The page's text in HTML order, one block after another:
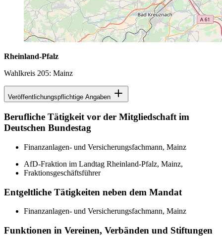
Rheinland-Pfalz
Wahlkreis 205: Mainz
Veröffentlichungspflichtige Angaben
Berufliche Tätigkeit vor der Mitgliedschaft im
Deutschen Bundestag
Finanzanlagen- und Versicherungsfachmann, Mainz
AfD-Fraktion im Landtag Rheinland-Pfalz, Mainz,
Fraktionsgeschäftsführer
Entgeltliche Tätigkeiten neben dem Mandat
Finanzanlagen- und Versicherungsfachmann, Mainz
Funktionen in Vereinen, Verbänden und Stiftungen